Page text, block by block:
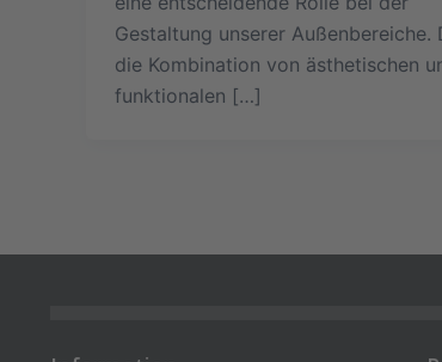
Gestaltung unserer Außenbereiche.
die Kombination von ästhetischen
funktionalen […]